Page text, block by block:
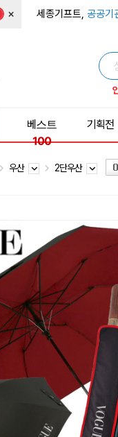
× 세종기프트, 공공기
베스트
100
기획전
우산 2단우산